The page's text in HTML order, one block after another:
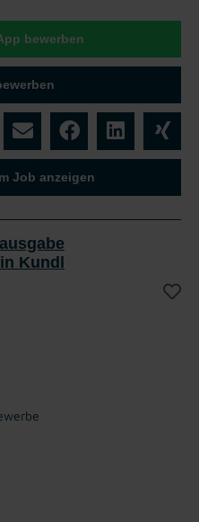
bewerben
Job anzeigen
Kundl